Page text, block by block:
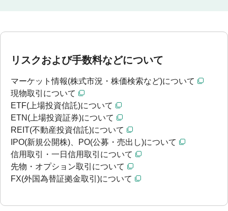
リスクおよび手数料などについて
マーケット情報(株式市況・株価検索など)について
現物取引について
ETF(上場投資信託)について
ETN(上場投資証券)について
REIT(不動産投資信託)について
IPO(新規公開株)、PO(公募・売出し)について
信用取引・一日信用取引について
先物・オプション取引について
FX(外国為替証拠金取引)について